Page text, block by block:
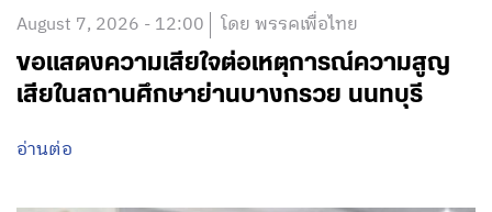
August 7, 2026 - 12:00 โดย พรรคเพื่อไทย
ขอแสดงความเสียใจต่อเหตุการณ์ความสูญ
เสียในสถานศึกษาย่านบางกรวย นนทบุรี
อ่านต่อ